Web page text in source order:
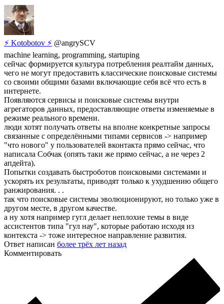
⚡ Kotobotov ⚡ @angrySCV
machine learning, programming, startuping
сейчас формируется культура потребления реалтайм данных,
чего не могут предоставить классические поисковые системы
со своими общими базами включающие себя всё что есть в
интернете.
Появляются сервисы и поисковые системы внутри
агрегаторов данных, предоставляющие ответы изменяемые в
режиме реального времени.
люди хотят получать ответы на вполне конкретные запросы
связанные с определёнными типами сервисов -> например
"что нового" у пользователей вконтакта прямо сейчас, что
написала Собчак (опять таки же прямо сейчас, а не через 2
апдейта).
Попытки создавать быстроботов поисковыми системами и
ускорять их результаты, приводят только к ухудшению общего
ранжирования. . .
так что поисковые системы эволюционируют, но только уже в
другом месте, в другом качестве.
а ну хотя например гугл делает неплохие темы в виде
ассистентов типа "гул нау", которые работаю исходя из
контекста -> тоже интересное направление развития.
Ответ написан более трёх лет назад
Комментировать